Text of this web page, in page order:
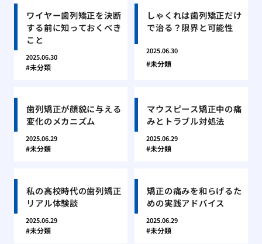
ワイヤー歯列矯正を決断
する前に知っておくべき
こと
2025.06.30
未分類
しゃくれは歯列矯正だけ
で治る？限界と可能性
2025.06.30
未分類
歯列矯正が顔貌に与える
変化のメカニズム
2025.06.29
未分類
マウスピース矯正中の痛
みとトラブル対処法
2025.06.29
未分類
私の高校時代の歯列矯正
リアル体験談
2025.06.29
未分類
矯正の痛みを和らげるた
めの実践アドバイス
2025.06.29
未分類